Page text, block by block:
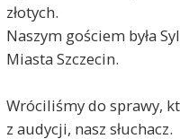
złotych.
Naszym gościem była
Miasta Szczecin.
Wróciliśmy do sprawy,
z audycji, nasz słuchacz.